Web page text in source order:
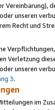
Vereinbarung),
unseren
Recht und
Verletzung
unseren
3.
im